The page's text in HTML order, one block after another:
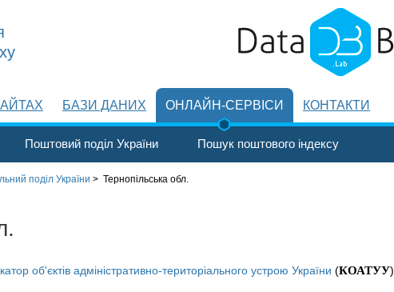
БАЗИ ДАНИХ ОНЛАЙН-СЕРВІСИ
Поштовий поділ України Пошук поштового індексу
КОНТАКТИ
поділ України > Тернопільська обл.
об'єктів адміністративно-територіального устрою України (КОАТУУ).